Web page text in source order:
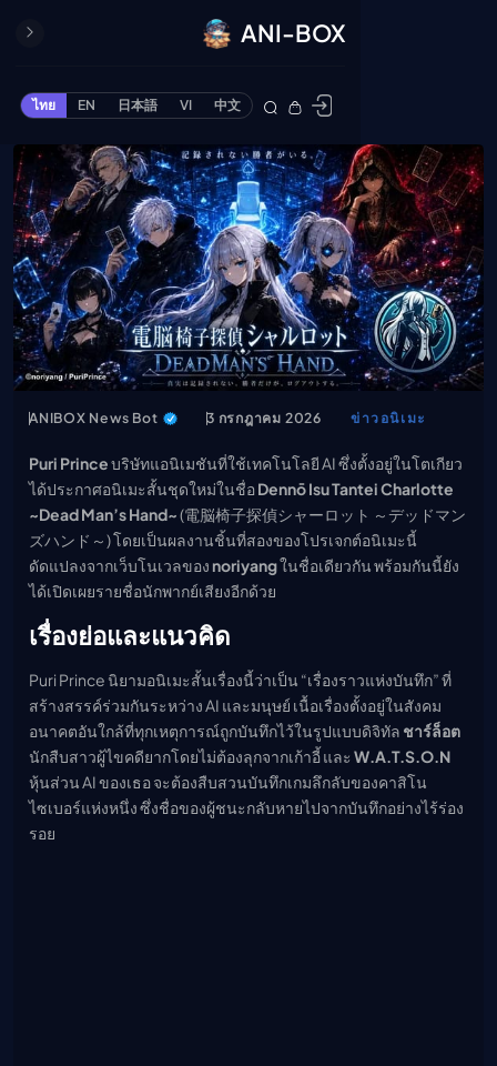
ข้ามไปยังเนื้อหา
ANI-BOX
ไทย EN 日本語 VI 中文
ปิด
ONE PIECE
Cardgame
Cardlist
Collection
Deck Builder
My-Collection
Deck Library
Deck Share
PREMIUM SERVICE
อนิเมะ
ตารางออกอากาศอนิ
เมะ (คืนนี้)
ตารางออกอากาศอนิ
เมะ
ANIBOX News Bot 3 กรกฎาคม 2026 ข่าวอนิเมะ
Puri Princeบริษัทแอนิเมชันที่ใช้เทคโนโลยี AI ซึ่งตั้งอยู่ในโตเกียว
ได้ประกาศอนิเมะสั้นชุดใหม่ในชื่อDennō Isu Tantei Charlotte
~Dead Man’s Hand~(電脳椅子探偵シャーロット ～デッドマン
ズハンド～) โดยเป็นผลงานชิ้นที่สองของโปรเจกต์อนิเมะนี้
ดัดแปลงจากเว็บโนเวลของnoriyangในชื่อเดียวกัน พร้อมกันนี้ยัง
ได้เปิดเผยรายชื่อนักพากย์เสียงอีกด้วย
เรื่องย่อและแนวคิด
Puri Prince นิยามอนิเมะสั้นเรื่องนี้ว่าเป็น “เรื่องราวแห่งบันทึก” ที่
สร้างสรรค์ร่วมกันระหว่าง AI และมนุษย์ เนื้อเรื่องตั้งอยู่ในสังคม
อนาคตอันใกล้ที่ทุกเหตุการณ์ถูกบันทึกไว้ในรูปแบบดิจิทัล ชาร์ล็อต
นักสืบสาวผู้ไขคดียากโดยไม่ต้องลุกจากเก้าอี้ และ W.A.T.S.O.N
หุ้นส่วน AI ของเธอ จะต้องสืบสวนบันทึกเกมลึกลับของคาสิโน
ไซเบอร์แห่งหนึ่ง ซึ่งชื่อของผู้ชนะกลับหายไปจากบันทึกอย่างไร้ร่อง
รอย